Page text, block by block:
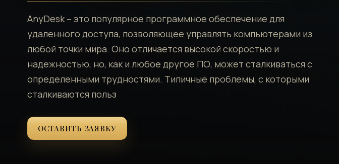
AnyDesk – это популярное программное обеспечение для
удаленного доступа, позволяющее управлять компьютерами из
любой точки мира. Оно отличается высокой скоростью и
надежностью, но, как и любое другое ПО, может сталкиваться с
определенными трудностями. Типичные проблемы, с которыми
сталкиваются польз
ОСТАВИТЬ ЗАЯВКУ